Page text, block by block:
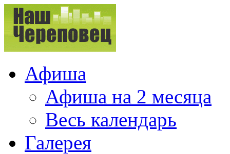
Афиша
Афиша на 2 месяца
Весь календарь
Галерея